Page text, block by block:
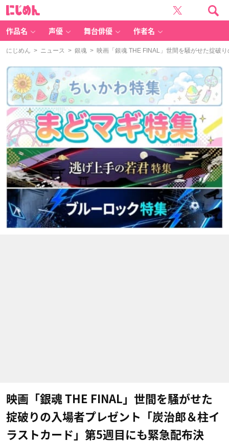
作品名 声優 舞台俳優 作者名
にじめん > ニュース > 銀魂 > 映画「銀魂 THE FINAL」世間を騒がせた掟破
映画「銀魂 THE FINAL」世間を騒がせた
掟破りの入場者プレゼント「炭治郎＆柱イ
ラストカード」第5週目にも緊急配布決